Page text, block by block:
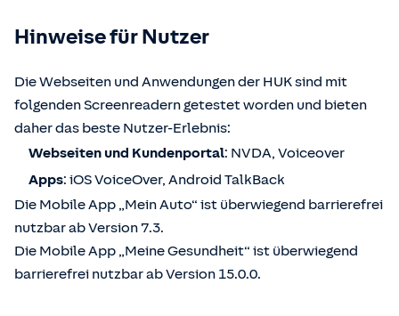
Hinweise für Nutzer
Die Webseiten und Anwendungen der HUK sind mit
folgenden Screenreadern getestet worden und bieten
daher das beste Nutzer-Erlebnis:
Webseiten und Kundenportal: NVDA, Voiceover
Apps: iOS VoiceOver, Android TalkBack
Die Mobile App „Mein Auto“ ist überwiegend barrierefrei
nutzbar ab Version 7.3.
Die Mobile App „Meine Gesundheit“ ist überwiegend
barrierefrei nutzbar ab Version 15.0.0.